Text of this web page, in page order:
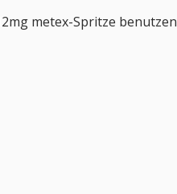
metex-Spritze benutzen